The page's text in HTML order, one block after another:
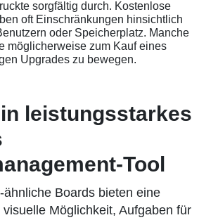
sorgfältig durch. Kostenlose
oft Einschränkungen hinsichtlich
oder Speicherplatz. Manche
möglicherweise zum Kauf eines
Upgrades zu bewegen.
leistungsstarkes
Tool
ähnliche Boards bieten eine
Möglichkeit, Aufgaben für